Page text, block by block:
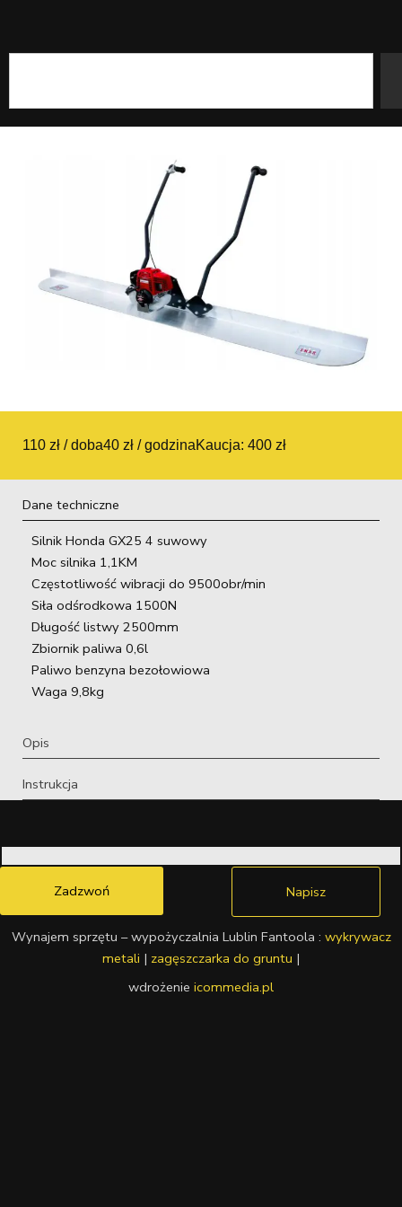
110 zł / doba40 zł / godzinaKaucja: 400 zł
Dane techniczne
Opis
Instrukcja
Silnik Honda GX25 4 suwowy
Moc silnika 1,1KM
Częstotliwość wibracji do 9500obr/min
Siła odśrodkowa 1500N
Długość listwy 2500mm
Zbiornik paliwa 0,6l
Paliwo benzyna bezołowiowa
Waga 9,8kg
Zadzwoń Napisz
Wynajem sprzętu – wypożyczalnia Lublin Fantoola : wykrywacz
metali | zagęszczarka do gruntu |
wdrożenie icommedia.pl